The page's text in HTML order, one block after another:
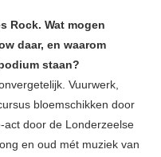
Rock. Wat mogen
daar, en waarom
staan?
Vuurwerk,
bloemschikken door
act door de Londerzeelse
en oud mét muziek van